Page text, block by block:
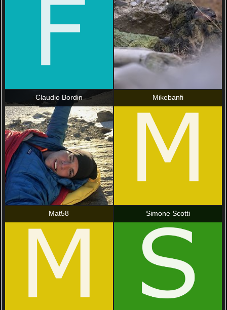
Claudio Bordin Mikebanfi
Mat58 Simone Scotti